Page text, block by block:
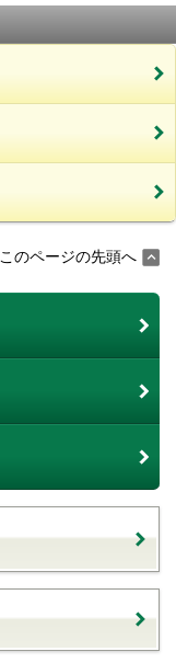
このページの先頭へ